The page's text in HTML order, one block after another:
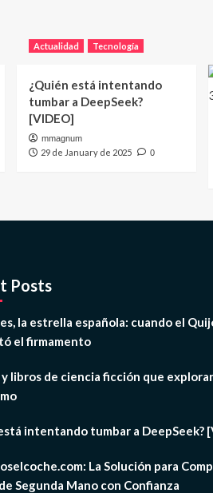
Actualidad Tecnología
¿Quién está intentando
tumbar a DeepSeek?
[VIDEO]
mmagnum
29 de January de 2025 0
Posts
la estrella española: cuando el
el firmamento
y libros de ciencia ficción que
intentando tumbar a DeepSeek?
La Solución para
Segunda Mano con Confianza